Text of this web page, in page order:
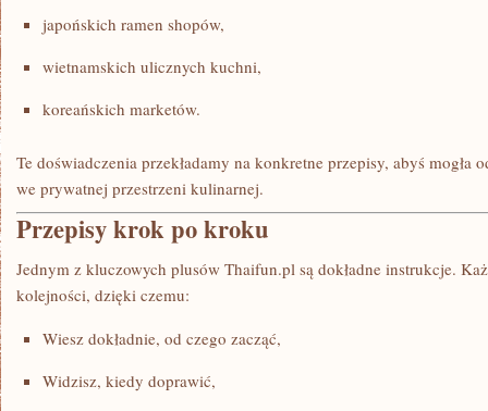
japońskich ramen shopów,
wietnamskich ulicznych kuchni,
koreańskich marketów.
Te doświadczenia przekładamy na konkretne przepisy, abyś mogła
we prywatnej przestrzeni kulinarnej.
Przepisy krok po kroku
Jednym z kluczowych plusów Thaifun.pl są dokładne instrukcje.
kolejności, dzięki czemu:
Wiesz dokładnie, od czego zacząć,
Widzisz, kiedy doprawić,